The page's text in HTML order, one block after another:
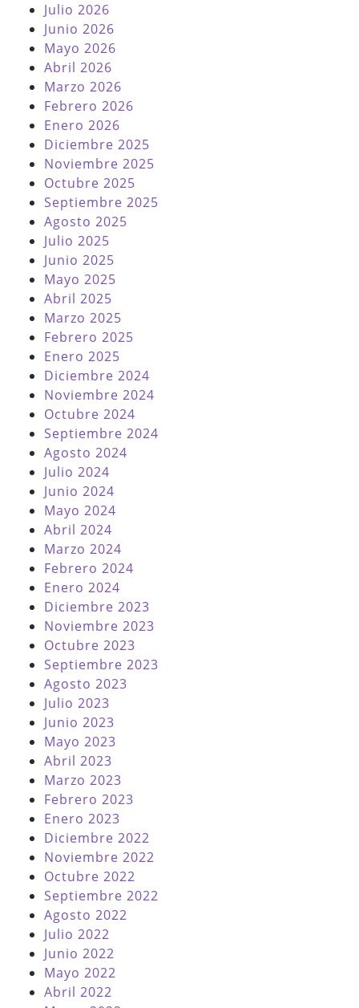
Julio 2026
Junio 2026
Mayo 2026
Abril 2026
Marzo 2026
Febrero 2026
Enero 2026
Diciembre 2025
Noviembre 2025
Octubre 2025
Septiembre 2025
Agosto 2025
Julio 2025
Junio 2025
Mayo 2025
Abril 2025
Marzo 2025
Febrero 2025
Enero 2025
Diciembre 2024
Noviembre 2024
Octubre 2024
Septiembre 2024
Agosto 2024
Julio 2024
Junio 2024
Mayo 2024
Abril 2024
Marzo 2024
Febrero 2024
Enero 2024
Diciembre 2023
Noviembre 2023
Octubre 2023
Septiembre 2023
Agosto 2023
Julio 2023
Junio 2023
Mayo 2023
Abril 2023
Marzo 2023
Febrero 2023
Enero 2023
Diciembre 2022
Noviembre 2022
Octubre 2022
Septiembre 2022
Agosto 2022
Julio 2022
Junio 2022
Mayo 2022
Abril 2022